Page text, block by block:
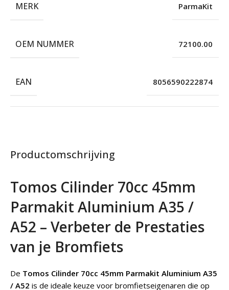
Productomschrijving
Tomos Cilinder 70cc 45mm
Parmakit Aluminium A35 /
A52 – Verbeter de Prestaties
van je Bromfiets
De Tomos Cilinder 70cc 45mm Parmakit Aluminium A35
/ A52 is de ideale keuze voor bromfietseigenaren die op
MERK ParmaKit
OEM NUMMER 72100.00
EAN 8056590222874